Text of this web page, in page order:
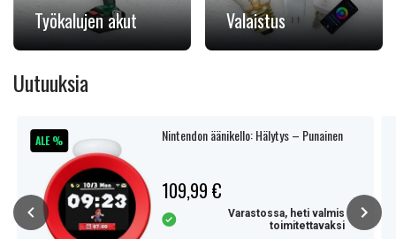
Työkalujen akut Valaistus
Uutuuksia
ALE % Nintendon äänikello: Hälytys – Punainen
109,99 €
Varastossa, heti valmis
toimitettavaksi